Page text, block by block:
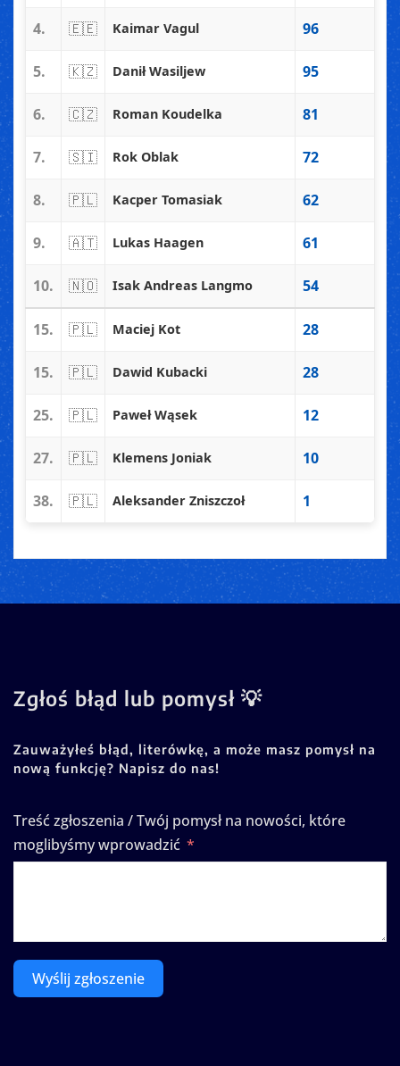
4. 🇪🇪 Kaimar Vagul 96
5. 🇰🇿 Danił Wasiljew 95
6. 🇨🇿 Roman Koudelka 81
7. 🇸🇮 Rok Oblak 72
8. 🇵🇱 Kacper Tomasiak 62
9. 🇦🇹 Lukas Haagen 61
10. 🇳🇴 Isak Andreas Langmo 54
15. 🇵🇱 Maciej Kot 28
15. 🇵🇱 Dawid Kubacki 28
25. 🇵🇱 Paweł Wąsek 12
27. 🇵🇱 Klemens Joniak 10
38. 🇵🇱 Aleksander Zniszczoł 1
Zgłoś błąd lub pomysł 💡
Zauważyłeś błąd, literówkę, a może masz pomysł na
nową funkcję? Napisz do nas!
Treść zgłoszenia / Twój pomysł na nowości, które
moglibyśmy wprowadzić
Wyślij zgłoszenie